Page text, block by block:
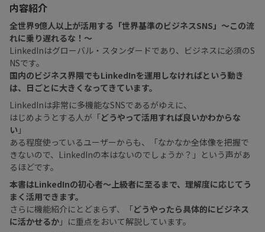
内容紹介
全世界9億人以上が活用する「世界基準のビジネスSNS」〜この流
れに乗り遅れるな！〜
LinkedInはグローバル・スタンダードであり、ビジネスに必須のS
NSです。
国内のビジネス界隈でもLinkedInを運用しなければという動き
は、日ごとに大きくなってきています。
LinkedInは非常に多機能なSNSであるがゆえに、
はじめようとする人が「どうやって活用すれば良いかわからな
い 」
ある程度使っているユーザーからも、「なかなか全体像を把握で
きないので、LinkedInの本はないのでしょうか？」という声があ
るほどです。
本書はLinkedInの初心者〜上級者に至るまで、理解度に応じてう
まく活用できます。
さらに機能紹介にとどまらず、「どうやったら具体的にビジネス
に活かせるか 」に重点をおいて解説しています。